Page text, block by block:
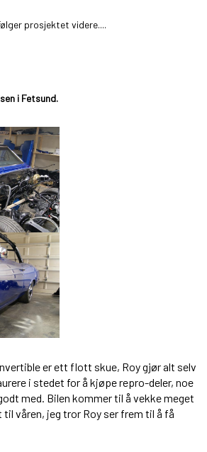
prosjektet videre....
i Fetsund.
er ett flott skue, Roy gjør alt selv
i stedet for å kjøpe repro-deler, noe
med. Bilen kommer til å vekke meget
våren, jeg tror Roy ser frem til å få